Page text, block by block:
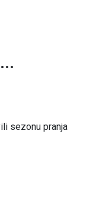
sezonu pranja